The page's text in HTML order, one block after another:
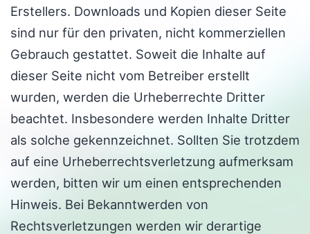
Erstellers. Downloads und Kopien dieser Seite
sind nur für den privaten, nicht kommerziellen
Gebrauch gestattet. Soweit die Inhalte auf
dieser Seite nicht vom Betreiber erstellt
wurden, werden die Urheberrechte Dritter
beachtet. Insbesondere werden Inhalte Dritter
als solche gekennzeichnet. Sollten Sie trotzdem
auf eine Urheberrechtsverletzung aufmerksam
werden, bitten wir um einen entsprechenden
Hinweis. Bei Bekanntwerden von
Rechtsverletzungen werden wir derartige